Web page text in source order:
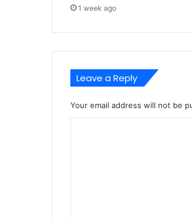
1 week ago
Leave a Reply
Your email address will not be